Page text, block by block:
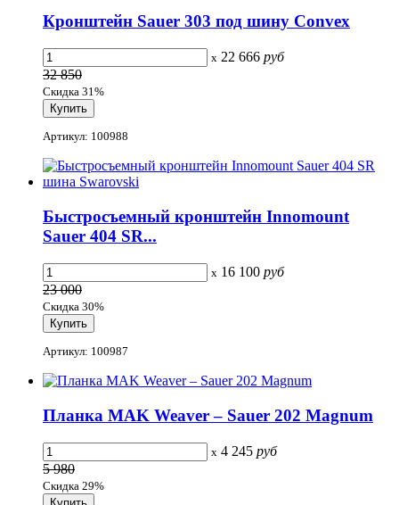
Кронштейн Sauer 303 под шину Convex
x 22 666 руб
32 850
Скидка 31%
Артикул: 100988
Быстросъемный кронштейн Innomount
Sauer 404 SR...
x 16 100 руб
23 000
Скидка 30%
Артикул: 100987
Планка MAK Weaver – Sauer 202 Magnum
x 4 245 руб
5 980
Скидка 29%